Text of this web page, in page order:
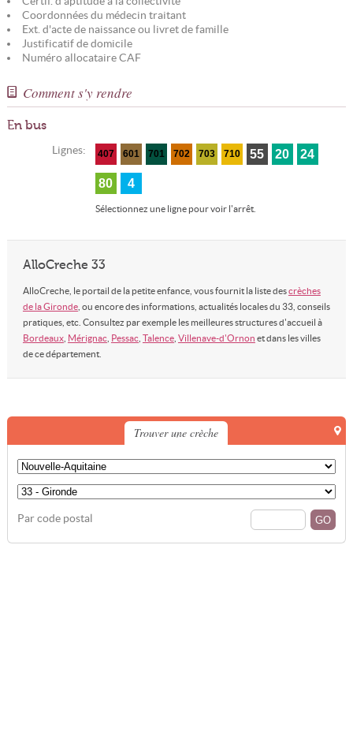
Coordonnées du médecin traitant
Ext. d'acte de naissance ou livret de famille
Justificatif de domicile
Numéro allocataire CAF
Comment s'y rendre
En bus
Lignes: 407 601 701 702 703 710 55 20 24
80 4
Sélectionnez une ligne pour voir l'arrêt.
AlloCreche 33
AlloCreche, le portail de la petite enfance, vous fournit la liste descrèches
de la Gironde, ou encore des informations, actualités locales du 33, conseils
pratiques, etc. Consultez par exemple les meilleures structures d'accueil à
Bordeaux, Mérignac, Pessac, Talence, Villenave-d'Ornon et dans les villes
de ce département.
Trouver une crèche
Par code postal